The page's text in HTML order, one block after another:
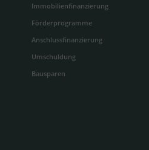
Immobilienfinanzierung
Förderprogramme
Anschlussfinanzierung
Umschuldung
Bausparen